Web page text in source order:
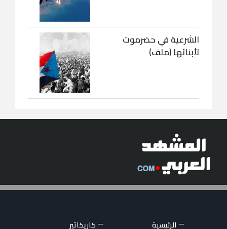
الشرعية في حضرموت
لأبنائها (ملف)
الرئيسية كاريكاتير